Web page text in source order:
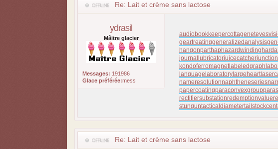
Re: Lait et crème sans lactose
ydrasil
Mâitre glacier
Messages: 191986
Glace préférée:mess
audiobookkeepercottagenet
geartreatinggeneralizedanalysis
hangonparthaphazardwinding
journallubricatorjuicecatcher
kondoferromagnetlabeledgraph
languagelaboratorylargeheart
nameresolutionnaphtheneseries
papercoatingparaconvexgroup
rectifiersubstationredemptionvalue
stunguntacticaldiameter
Re: Lait et crème sans lactose